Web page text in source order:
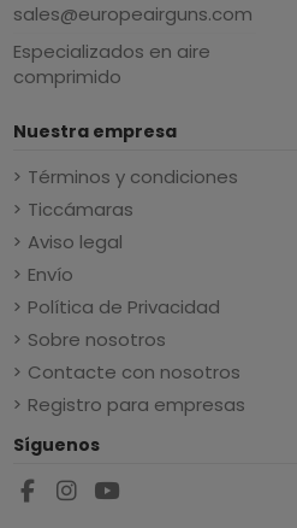
sales@europeairguns.com
Especializados en aire
comprimido
Nuestra empresa
Términos y condiciones
Ticcámaras
Aviso legal
Envío
Política de Privacidad
Sobre nosotros
Contacte con nosotros
Registro para empresas
Síguenos